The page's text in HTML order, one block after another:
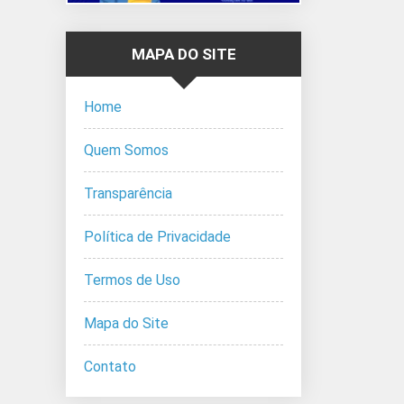
MAPA DO SITE
Home
Quem Somos
Transparência
Política de Privacidade
Termos de Uso
Mapa do Site
Contato